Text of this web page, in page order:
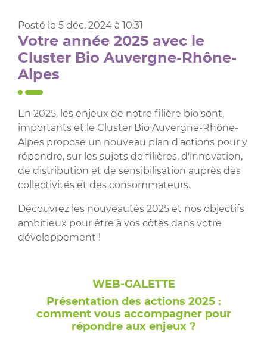
Posté le 5 déc. 2024 à 10:31
Votre année 2025 avec le
Cluster Bio Auvergne-Rhône-
Alpes
En 2025, les enjeux de notre filière bio sont
importants et le Cluster Bio Auvergne-Rhône-
Alpes propose un nouveau plan d'actions pour y
répondre, sur les sujets de filières, d'innovation,
de distribution et de sensibilisation auprès des
collectivités et des consommateurs.
Découvrez les nouveautés 2025 et nos objectifs
ambitieux pour être à vos côtés dans votre
développement !
WEB-GALETTE
Présentation des actions 2025 :
comment vous accompagner pour
répondre aux enjeux ?